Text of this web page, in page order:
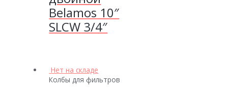
Belamos 10″
SLCW 3/4″
Нет на складе
Колбы для фильтров